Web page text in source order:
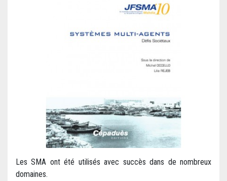
Les SMA ont été utilisés avec succès dans de nombreux
domaines.